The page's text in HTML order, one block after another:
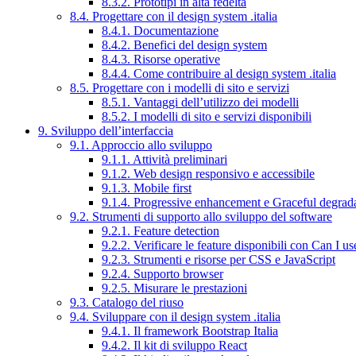
8.4. Progettare con il design system .italia
8.4.1. Documentazione
8.4.2. Benefici del design system
8.4.3. Risorse operative
8.4.4. Come contribuire al design system .italia
8.5. Progettare con i modelli di sito e servizi
8.5.1. Vantaggi dell’utilizzo dei modelli
8.5.2. I modelli di sito e servizi disponibili
9. Sviluppo dell’interfaccia
9.1. Approccio allo sviluppo
9.1.1. Attività preliminari
9.1.2. Web design responsivo e accessibile
9.1.3. Mobile first
9.1.4. Progressive enhancement e Graceful
9.2. Strumenti di supporto allo sviluppo del software
9.2.1. Feature detection
9.2.2. Verificare le feature disponibili con Can I
9.2.3. Strumenti e risorse per CSS e JavaScript
9.2.4. Supporto browser
9.2.5. Misurare le prestazioni
9.3. Catalogo del riuso
9.4. Sviluppare con il design system .italia
9.4.1. Il framework Bootstrap Italia
9.4.2. Il kit di sviluppo React